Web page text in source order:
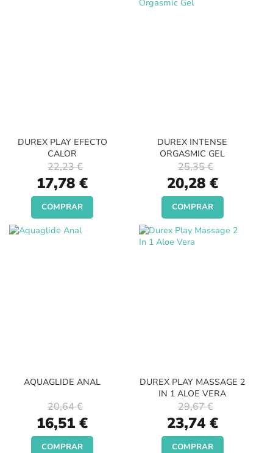
DUREX PLAY EFECTO
CALOR
Special
Price
17,78 €
22,23 €
COMPRAR
DUREX INTENSE
ORGASMIC GEL
Special
Price
20,28 €
25,35 €
COMPRAR
AQUAGLIDE ANAL
Special
Price
16,51 €
20,64 €
COMPRAR
DUREX PLAY MASSAGE 2
IN 1 ALOE VERA
Special
Price
23,74 €
29,67 €
COMPRAR